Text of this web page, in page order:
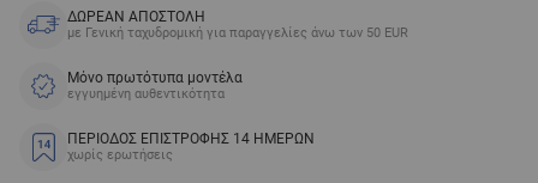
προσφέροντας μοντέλα που συνδυάζουν διαχρονικά κλασικά με
μοντέρνες πινελιές. Σας παρέχουν:
Σχεδιαστικά γυαλιά με ξεχωριστό στυλ
σκελετός από τον κατασκευαστή είναι προσεκτικά
αυτοπεποίθηση. Ο ξεχωριστός σχεδιασμός τονίζει την
ατομικότητα όλων όσων τα φορούν.
ΔΩΡΕΑΝ ΑΠΟΣΤΟΛΗ
με Γενική ταχυδρομική για παραγγελίες άνω των 50 EUR
Μόνο πρωτότυπα μοντέλα
εγγυημένη αυθεντικότητα
ΠΕΡΙΟΔΟΣ ΕΠΙΣΤΡΟΦΗΣ 14 ΗΜΕΡΩΝ
χωρίς ερωτήσεις